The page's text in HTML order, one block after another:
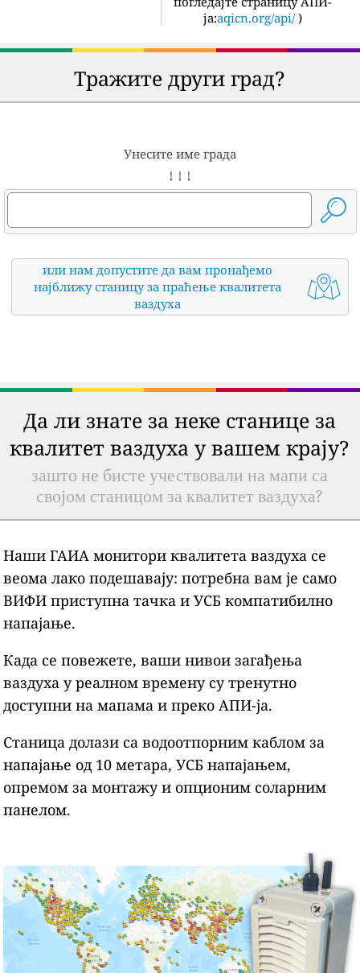
ја:aqicn.org/api/ )
Тражите други град?
Унесите име града
↓ ↓ ↓
или нам допустите да вам пронађемо
најближу станицу за праћење квалитета
ваздуха
Да ли знате за неке станице за
квалитет ваздуха у вашем крају?
зашто не бисте учествовали на мапи са
својом станицом за квалитет ваздуха?
Наши ГАИА монитори квалитета ваздуха се
веома лако подешавају: потребна вам је само
ВИФИ приступна тачка и УСБ компатибилно
напајање.
Када се повежете, ваши нивои загађења
ваздуха у реалном времену су тренутно
доступни на мапама и преко АПИ-ја.
Станица долази са водоотпорним каблом за
напајање од 10 метара, УСБ напајањем,
опремом за монтажу и опционим соларним
панелом.